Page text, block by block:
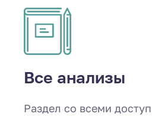
Все анализы
Раздел со всеми